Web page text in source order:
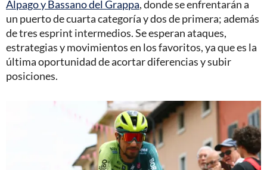
Alpago y Bassano del Grappa, donde se enfrentarán a
un puerto de cuarta categoría y dos de primera; además
de tres esprint intermedios. Se esperan ataques,
estrategias y movimientos en los favoritos, ya que es la
última oportunidad de acortar diferencias y subir
posiciones.